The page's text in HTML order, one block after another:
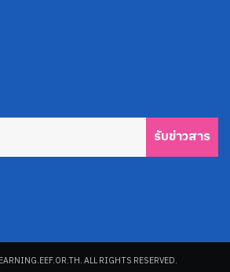
ALL RIGHTS RESERVED.